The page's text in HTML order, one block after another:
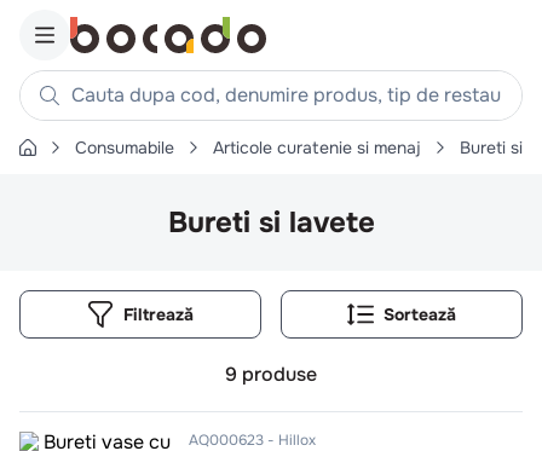
Cauta dupa cod, denumire produs, tip de restaurant,
Căutări populare
chifle
7. ceafa
Consumabile Articole curatenie si menaj Bureti si
Bureti si lavete
Filtrează
9 produse
AQ000623 Hillox